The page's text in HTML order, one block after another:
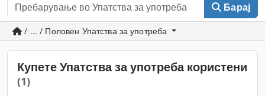
Барај
/ ... / Половен Упатства за употреба
Купете Упатства за употреба користени
(1)